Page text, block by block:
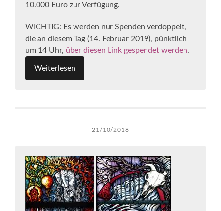
10.000 Euro zur Verfügung.
WICHTIG: Es werden nur Spenden verdoppelt,
die an diesem Tag (14. Februar 2019), pünktlich
um 14 Uhr, über diesen Link gespendet werden.
Weiterlesen
21/10/2018